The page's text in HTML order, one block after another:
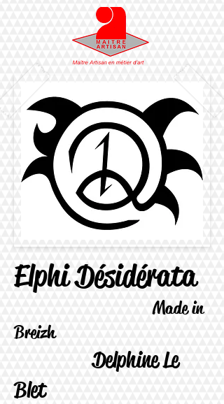
Elphi Désidérata
Made in
Breizh
Delphine Le
Blet